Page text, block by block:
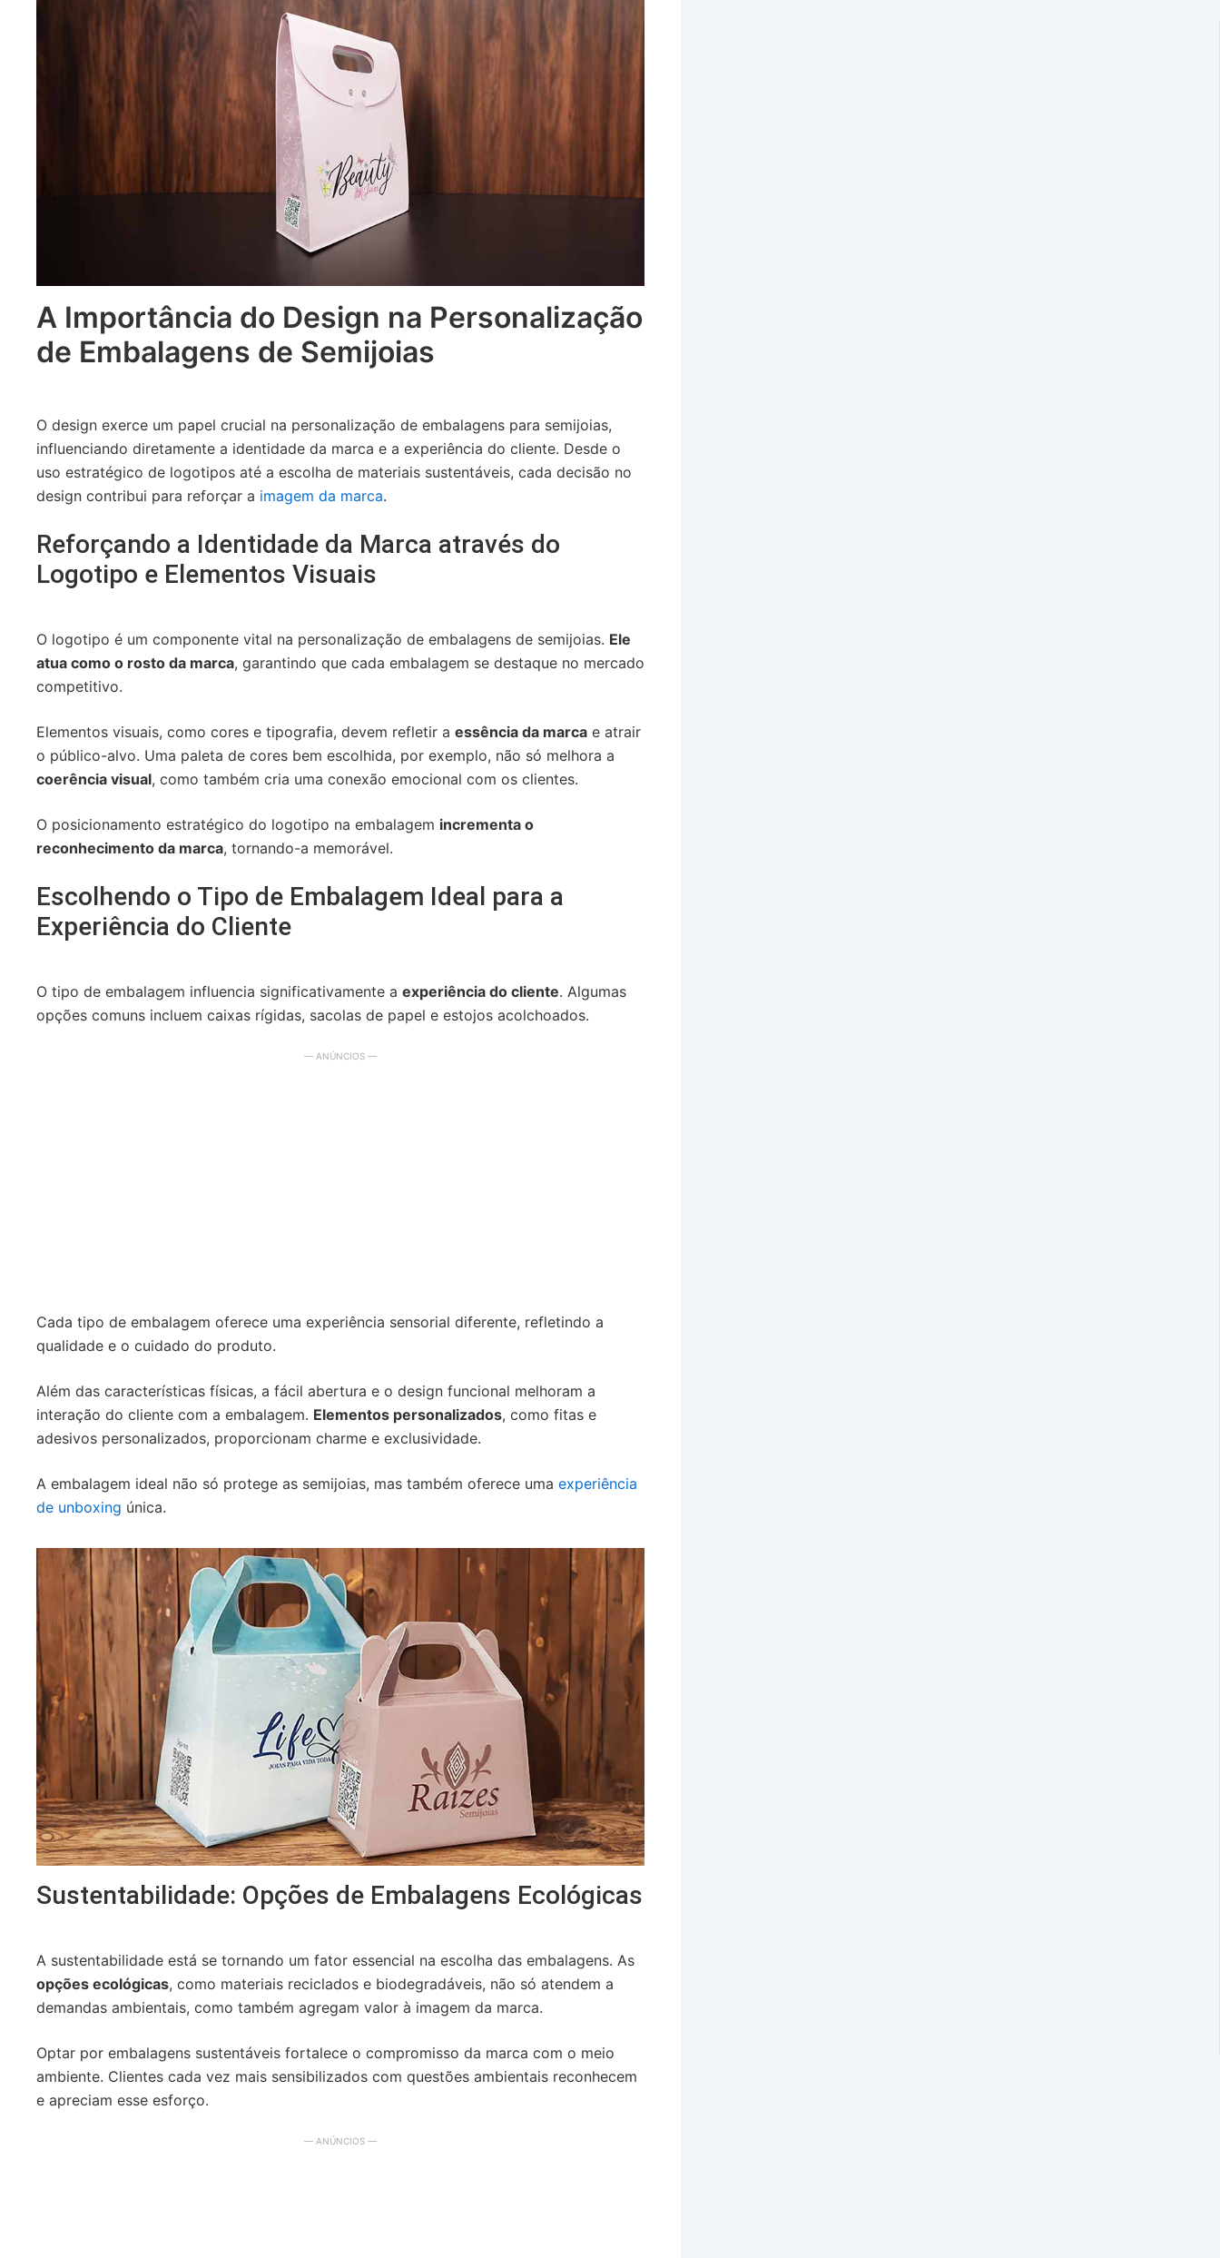
A Importância do Design na Personalização
de Embalagens de Semijoias
O design exerce um papel crucial na personalização de embalagens para semijoias,
influenciando diretamente a identidade da marca e a experiência do cliente. Desde o
uso estratégico de logotipos até a escolha de materiais sustentáveis, cada decisão no
design contribui para reforçar a imagem da marca.
Reforçando a Identidade da Marca através do
Logotipo e Elementos Visuais
O logotipo é um componente vital na personalização de embalagens de semijoias. Ele
atua como o rosto da marca, garantindo que cada embalagem se destaque no mercado
competitivo.
Elementos visuais, como cores e tipografia, devem refletir a essência da marca e atrair
o público-alvo. Uma paleta de cores bem escolhida, por exemplo, não só melhora a
coerência visual, como também cria uma conexão emocional com os clientes.
O posicionamento estratégico do logotipo na embalagem incrementa o
reconhecimento da marca, tornando-a memorável.
Escolhendo o Tipo de Embalagem Ideal para a
Experiência do Cliente
O tipo de embalagem influencia significativamente a experiência do cliente. Algumas
opções comuns incluem caixas rígidas, sacolas de papel e estojos acolchoados.
— ANÚNCIOS —
Cada tipo de embalagem oferece uma experiência sensorial diferente, refletindo a
qualidade e o cuidado do produto.
Além das características físicas, a fácil abertura e o design funcional melhoram a
interação do cliente com a embalagem. Elementos personalizados, como fitas e
adesivos personalizados, proporcionam charme e exclusividade.
A embalagem ideal não só protege as semijoias, mas também oferece uma experiência
de unboxing única.
Sustentabilidade: Opções de Embalagens Ecológicas
A sustentabilidade está se tornando um fator essencial na escolha das embalagens. As
opções ecológicas, como materiais reciclados e biodegradáveis, não só atendem a
demandas ambientais, como também agregam valor à imagem da marca.
Optar por embalagens sustentáveis fortalece o compromisso da marca com o meio
ambiente. Clientes cada vez mais sensibilizados com questões ambientais reconhecem
e apreciam esse esforço.
— ANÚNCIOS —